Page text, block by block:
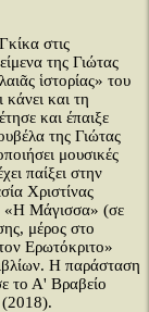
στις
της Γιώτας
ἱστορίας» του
και τη
και έπαιξε
της Γιώτας
μουσικές
παίξει στην
Χριστίνας
«Η Μάγισσα» (σε
μέρος στο
Ερωτόκριτο»
Η παράσταση
το Α' Βραβείο
(2018).